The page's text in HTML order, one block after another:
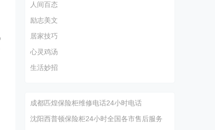
人间百态
励志美文
居家技巧
心灵鸡汤
生活妙招
成都匹煌保险柜维修电话24小时电话
沈阳西普顿保险柜24小时全国各市售后服务